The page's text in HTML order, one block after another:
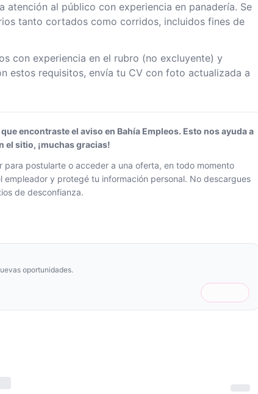
atención al público con experiencia en panadería. Se
tanto cortados como corridos, incluidos fines de
con experiencia en el rubro (no excluyente) y
estos requisitos, envía tu CV con foto actualizada a
encontraste el aviso en Bahía Empleos. Esto nos ayuda a
el sitio, ¡muchas gracias!
para postularte o acceder a una oferta, en todo momento
y protegé tu información personal. No descargues
de desconfianza.
oportunidades.